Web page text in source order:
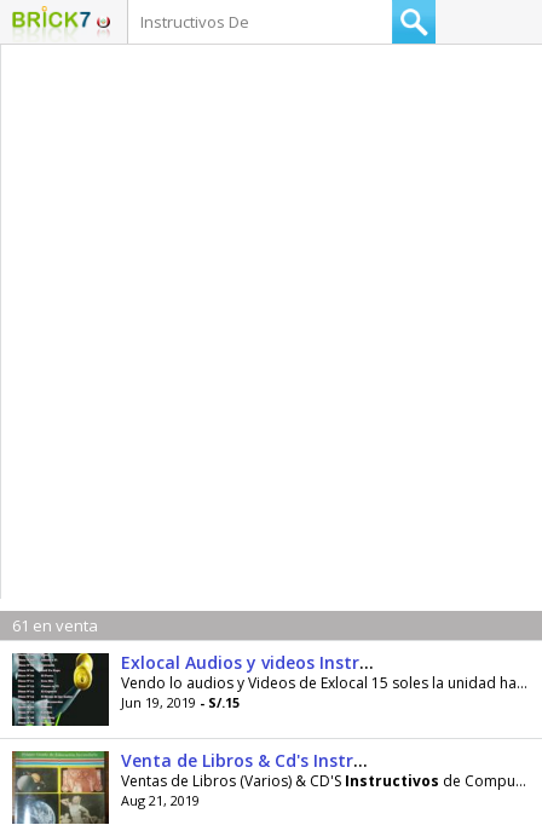
61 en venta
Exlocal Audios y videos Instructivos
Vendo lo audios y Videos de Exlocal 15 soles la unidad hago envios a todo el Peru fisicos y via online 99266437 busquenme como Aerobics Peru Store
Jun 19, 2019 - S/.15
Venta de Libros & Cd's Instructivos
Ventas de Libros (Varios) & CD'S Instructivos de Computación XP.
Aug 21, 2019